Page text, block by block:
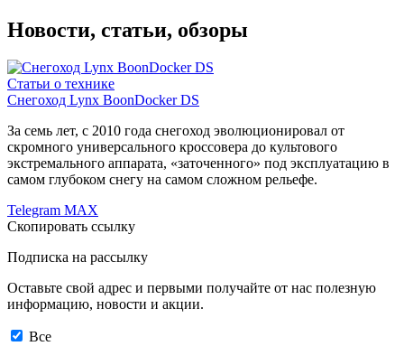
Новости, статьи, обзоры
Статьи о технике
Снегоход Lynx BoonDocker DS
За семь лет, с 2010 года снегоход эволюционировал от
скромного универсального кроссовера до культового
экстремального аппарата, «заточенного» под эксплуатацию в
самом глубоком снегу на самом сложном рельефе.
Telegram MAX
Скопировать ссылку
Подписка на рассылку
Оставьте свой адрес и первыми получайте от нас полезную
информацию, новости и акции.
Все